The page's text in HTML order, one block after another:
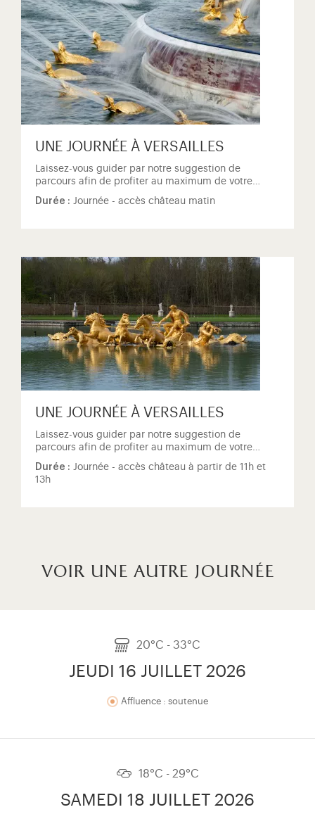
UNE JOURNÉE À VERSAILLES
Laissez-vous guider par notre suggestion de
parcours afin de profiter au maximum de votre…
Durée : Journée - accès château matin
UNE JOURNÉE À VERSAILLES
Laissez-vous guider par notre suggestion de
parcours afin de profiter au maximum de votre…
Durée : Journée - accès château à partir de 11h et
13h
voir une autre journée
20°C - 33°C
JEUDI 16 JUILLET 2026
Affluence : soutenue
18°C - 29°C
SAMEDI 18 JUILLET 2026